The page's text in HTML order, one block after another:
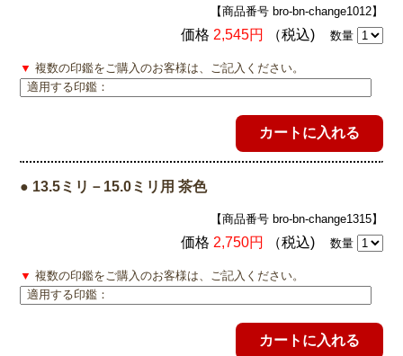
【商品番号 bro-bn-change1012】
価格 2,545円 （税込) 数量
▼ 複数の印鑑をご購入のお客様は、ご記入ください。
● 13.5ミリ－15.0ミリ用 茶色
【商品番号 bro-bn-change1315】
価格 2,750円 （税込) 数量
▼ 複数の印鑑をご購入のお客様は、ご記入ください。